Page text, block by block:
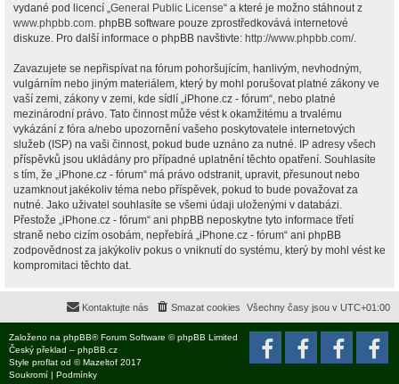
vydané pod licencí „General Public License“ a které je možno stáhnout z
www.phpbb.com. phpBB software pouze zprostředkovává internetové
diskuze. Pro další informace o phpBB navštivte: http://www.phpbb.com/.
Zavazujete se nepřispívat na fórum pohoršujícím, hanlivým, nevhodným,
vulgárním nebo jiným materiálem, který by mohl porušovat platné zákony ve
vaší zemi, zákony v zemi, kde sídlí „iPhone.cz - fórum“, nebo platné
mezinárodní právo. Tato činnost může vést k okamžitému a trvalému
vykázání z fóra a/nebo upozornění vašeho poskytovatele internetových
služeb (ISP) na vaši činnost, pokud bude uznáno za nutné. IP adresy všech
příspěvků jsou ukládány pro případné uplatnění těchto opatření. Souhlasíte
s tím, že „iPhone.cz - fórum“ má právo odstranit, upravit, přesunout nebo
uzamknout jakékoliv téma nebo příspěvek, pokud to bude považovat za
nutné. Jako uživatel souhlasíte se všemi údaji uloženými v databázi.
Přestože „iPhone.cz - fórum“ ani phpBB neposkytne tyto informace třetí
straně nebo cizím osobám, nepřebírá „iPhone.cz - fórum“ ani phpBB
zodpovědnost za jakýkoliv pokus o vniknutí do systému, který by mohl vést ke
kompromitaci těchto dat.
Všechny časy jsou v UTC+01:00
Smazat cookies
Kontaktujte nás
Založeno na phpBB® Forum Software © phpBB Limited
Český překlad – phpBB.cz
Style proflat od ©Mazeltof 2017
Soukromí | Podmínky